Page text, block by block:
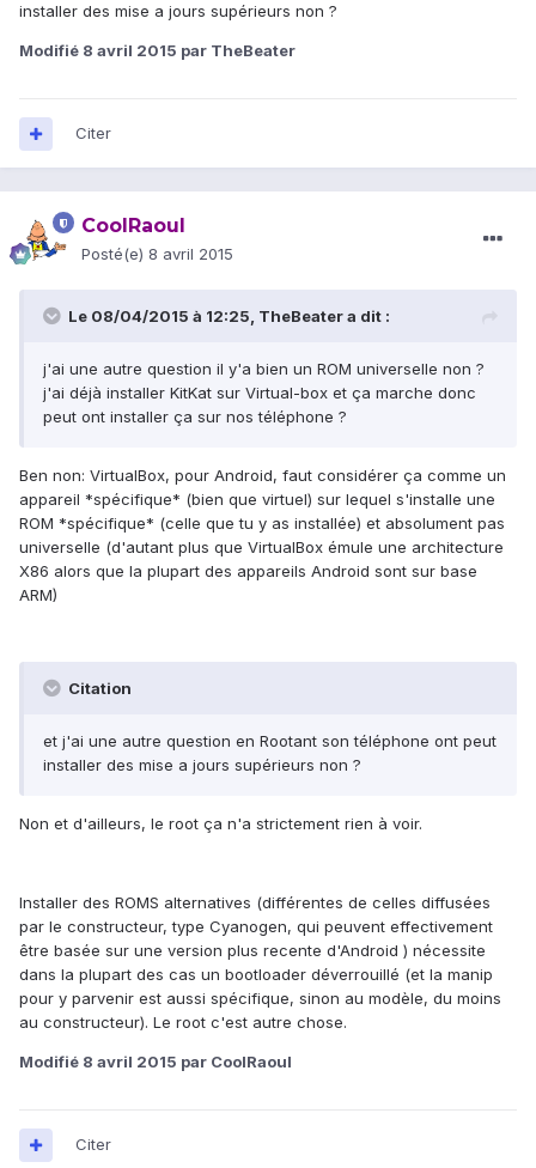
installer des mise a jours supérieurs non ?
Modifié 8 avril 2015 par TheBeater
Citer
CoolRaoul
Posté(e) 8 avril 2015
Le 08/04/2015 à 12:25, TheBeater a dit :
j'ai une autre question il y'a bien un ROM universelle non ?
j'ai déjà installer KitKat sur Virtual-box et ça marche donc
peut ont installer ça sur nos téléphone ?
Ben non: VirtualBox, pour Android, faut considérer ça comme un
appareil *spécifique* (bien que virtuel) sur lequel s'installe une
ROM *spécifique* (celle que tu y as installée) et absolument pas
universelle (d'autant plus que VirtualBox émule une architecture
X86 alors que la plupart des appareils Android sont sur base
ARM)
Citation
et j'ai une autre question en Rootant son téléphone ont peut
installer des mise a jours supérieurs non ?
Non et d'ailleurs, le root ça n'a strictement rien à voir.
Installer des ROMS alternatives (différentes de celles diffusées
par le constructeur, type Cyanogen, qui peuvent effectivement
être basée sur une version plus recente d'Android ) nécessite
dans la plupart des cas un bootloader déverrouillé (et la manip
pour y parvenir est aussi spécifique, sinon au modèle, du moins
au constructeur). Le root c'est autre chose.
Modifié 8 avril 2015 par CoolRaoul
Citer